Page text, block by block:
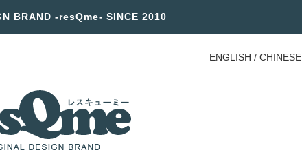
BRAND -resQme- SINCE 2010
ENGLISH / CHINESE